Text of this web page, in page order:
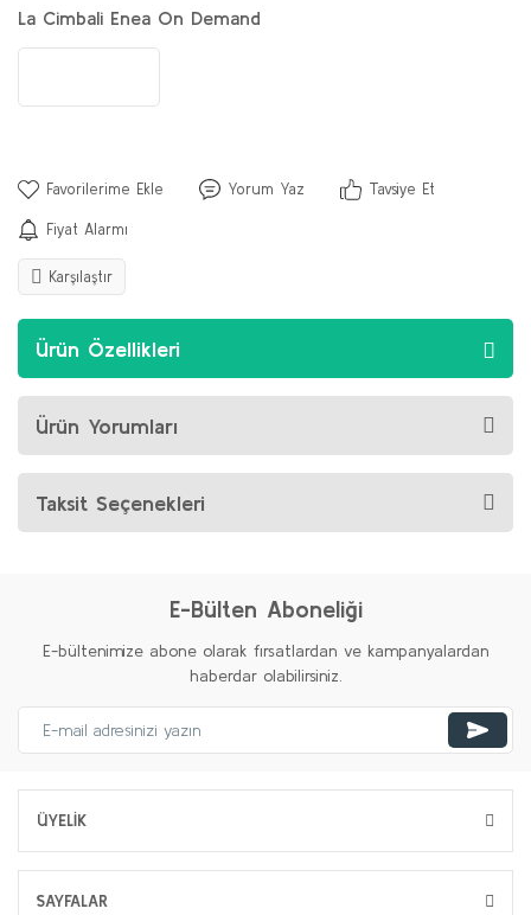
La Cimbali Enea On Demand
Yorum Yaz Tavsiye Et
Fiyat Alarmı
Karşılaştır
Ürün Özellikleri
Ürün Yorumları
Taksit Seçenekleri
E-Bülten Aboneliği
E-bültenimize abone olarak fırsatlardan ve kampanyalardan
haberdar olabilirsiniz.
ÜYELİK
SAYFALAR